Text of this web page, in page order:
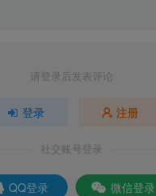
请登录后发表评论
登录 注册
社交账号登录
QQ登录 微信登录